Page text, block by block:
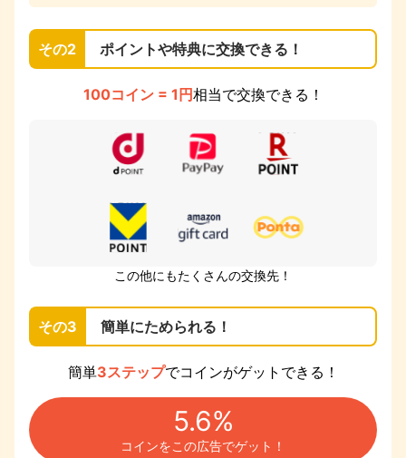
その2 ポイントや特典に交換できる！
100コイン = 1円相当で交換できる！
この他にもたくさんの交換先！
その3 簡単にためられる！
簡単3ステップでコインがゲットできる！
5.6%
コインをこの広告でゲット！